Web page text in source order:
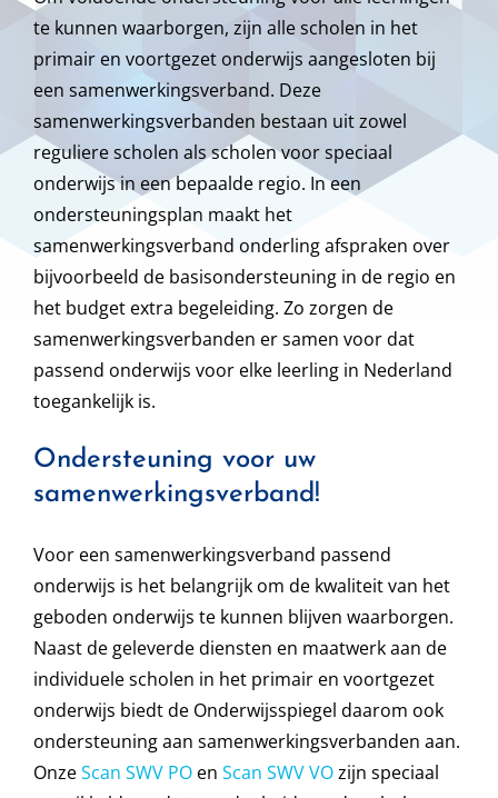
te kunnen waarborgen, zijn alle scholen in het
primair en voortgezet onderwijs aangesloten bij
een samenwerkingsverband. Deze
samenwerkingsverbanden bestaan uit zowel
reguliere scholen als scholen voor speciaal
onderwijs in een bepaalde regio. In een
ondersteuningsplan maakt het
samenwerkingsverband onderling afspraken over
bijvoorbeeld de basisondersteuning in de regio en
het budget extra begeleiding. Zo zorgen de
samenwerkingsverbanden er samen voor dat
passend onderwijs voor elke leerling in Nederland
toegankelijk is.
Ondersteuning voor uw
samenwerkingsverband!
Voor een samenwerkingsverband passend
onderwijs is het belangrijk om de kwaliteit van het
geboden onderwijs te kunnen blijven waarborgen.
Naast de geleverde diensten en maatwerk aan de
individuele scholen in het primair en voortgezet
onderwijs biedt de Onderwijsspiegel daarom ook
ondersteuning aan samenwerkingsverbanden aan.
OnzeScan SWV PO en Scan SWV VOzijn speciaal